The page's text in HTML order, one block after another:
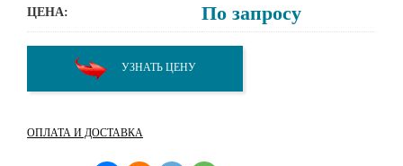
ЦЕНА: По запросу
УЗНАТЬ ЦЕНУ
ОПЛАТА И ДОСТАВКА